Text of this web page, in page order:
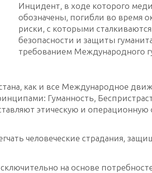
Инцидент, в ходе которого
обозначены, погибли во время
риски, с которыми
безопасности и защиты
требованием Международного
как и все Международное
Гуманность,
этическую и
человеческие страдания,
на основе